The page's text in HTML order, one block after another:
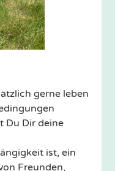
gerne leben
Du Dir deine
ist, ein
Freunden,